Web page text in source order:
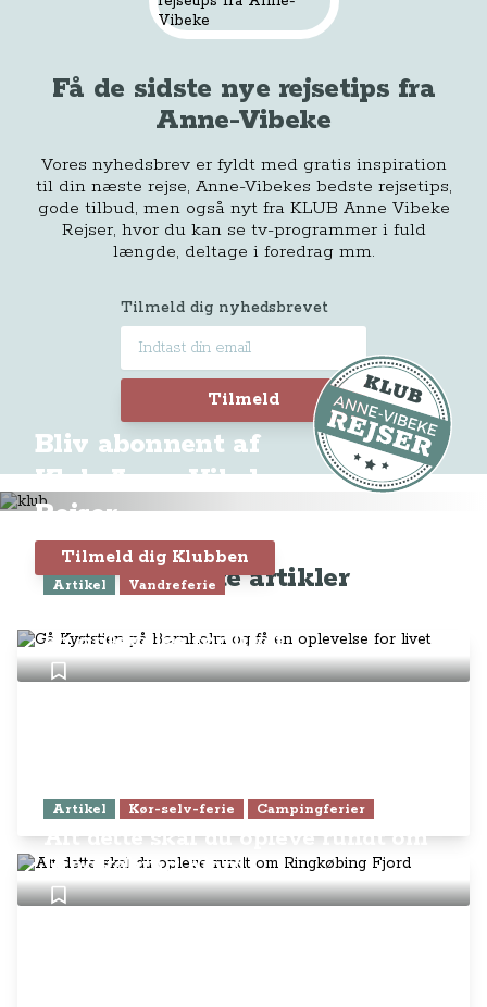
Få de sidste nye rejsetips fra
Anne-Vibeke
Vores nyhedsbrev er fyldt med gratis inspiration
til din næste rejse, Anne-Vibekes bedste rejsetips,
gode tilbud, men også nyt fra KLUB Anne Vibeke
Rejser, hvor du kan se tv-programmer i fuld
længde, deltage i foredrag mm.
Tilmeld dig nyhedsbrevet
Tilmeld
Bliv abonnent af
Klub Anne-Vibeke
Rejser
Tilmeld dig Klubben
Seneste artikler
Artikel Vandreferie
en oplevelse for livet
Artikel Kør-selv-ferie Campingferier
Alt dette skal du opleve rundt om
Ringkøbing Fjord